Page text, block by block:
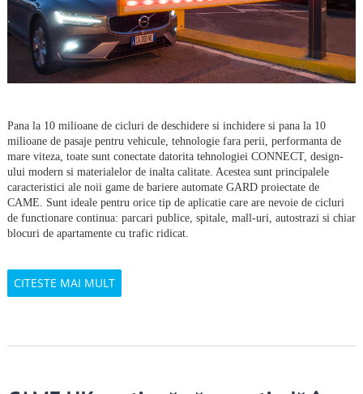
Pana la 10 milioane de cicluri de deschidere si inchidere si pana la 10
milioane de pasaje pentru vehicule, tehnologie fara perii, performanta de
mare viteza, toate sunt conectate datorita tehnologiei CONNECT, design-
ului modern si materialelor de inalta calitate. Acestea sunt principalele
caracteristici ale noii game de bariere automate GARD proiectate de
CAME. Sunt ideale pentru orice tip de aplicatie care are nevoie de cicluri
de functionare continua: parcari publice, spitale, mall-uri, autostrazi si chiar
blocuri de apartamente cu trafic ridicat.
CITESTE MAI MULT